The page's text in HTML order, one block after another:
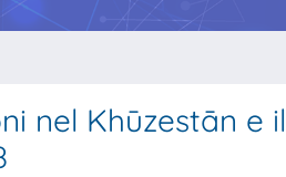
nel Khūzestān e il